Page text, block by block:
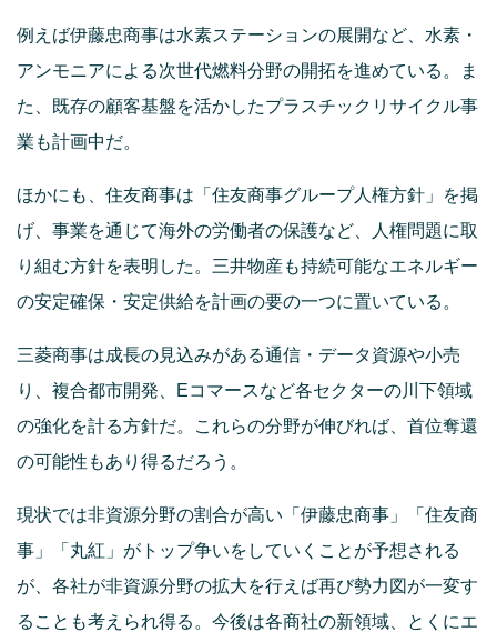
例えば伊藤忠商事は水素ステーションの展開など、水素・
アンモニアによる次世代燃料分野の開拓を進めている。ま
た、既存の顧客基盤を活かしたプラスチックリサイクル事
業も計画中だ。
ほかにも、住友商事は「住友商事グループ人権方針」を掲
げ、事業を通じて海外の労働者の保護など、人権問題に取
り組む方針を表明した。三井物産も持続可能なエネルギー
の安定確保・安定供給を計画の要の一つに置いている。
三菱商事は成長の見込みがある通信・データ資源や小売
り、複合都市開発、Eコマースなど各セクターの川下領域
の強化を計る方針だ。これらの分野が伸びれば、首位奪還
の可能性もあり得るだろう。
現状では非資源分野の割合が高い「伊藤忠商事」「住友商
事」「丸紅」がトップ争いをしていくことが予想される
が、各社が非資源分野の拡大を行えば再び勢力図が一変す
ることも考えられ得る。今後は各商社の新領域、とくにエ